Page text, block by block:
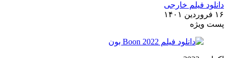
دانلود فیلم خارجی
۱۶ فروردین ۱۴۰۱
پست ويژه